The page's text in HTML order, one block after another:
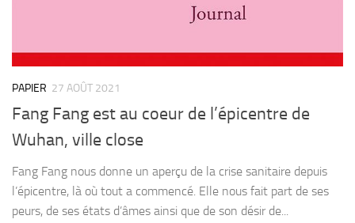
PAPIER 27 AOÛT 2021
Fang Fang est au coeur de l’épicentre de
Wuhan, ville close
Fang Fang nous donne un aperçu de la crise sanitaire depuis
l’épicentre, là où tout a commencé. Elle nous fait part de ses
peurs, de ses états d’âmes ainsi que de son désir de...